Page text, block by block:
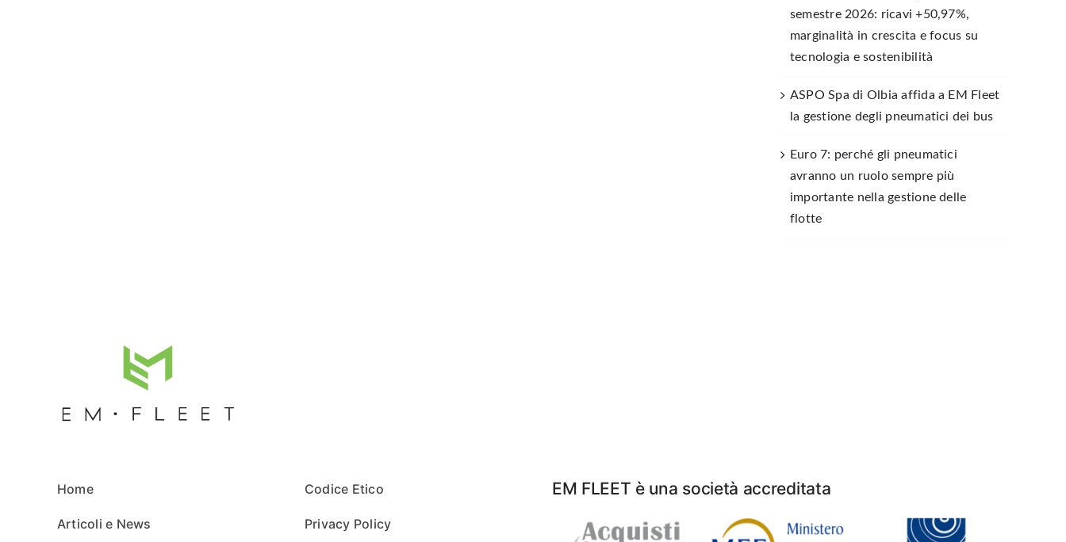
semestre 2026: ricavi +50,97%,
marginalità in crescita e focus su
tecnologia e sostenibilità
ASPO Spa di Olbia affida a EM Fleet
la gestione degli pneumatici dei bus
Euro 7: perché gli pneumatici
avranno un ruolo sempre più
importante nella gestione delle
flotte
Home
Articoli e News
Codice Etico
Privacy Policy
EM FLEET è una società accreditata